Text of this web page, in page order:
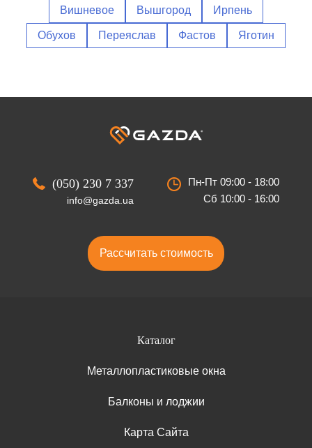
Вишневое Вышгород Ирпень
Обухов Переяслав Фастов Яготин
(050) 230 7 337
info@gazda.ua
Пн-Пт 09:00 - 18:00
Сб 10:00 - 16:00
Рассчитать стоимость
Каталог
Металлопластиковые окна
Балконы и лоджии
Карта Сайта